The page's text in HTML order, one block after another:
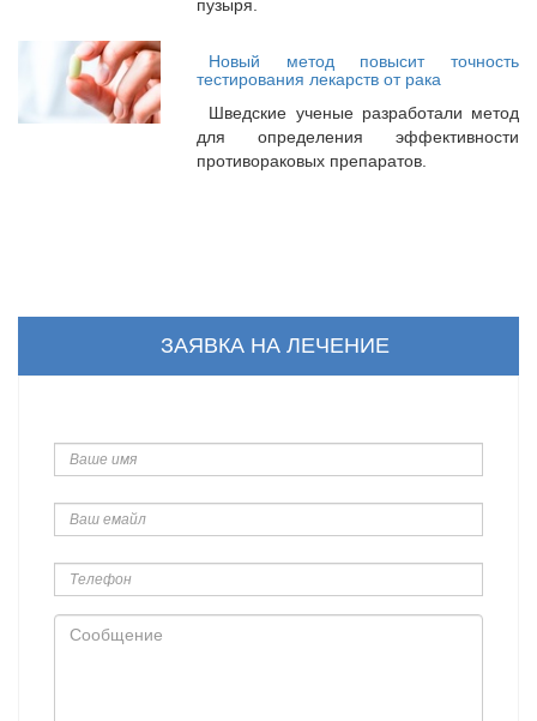
пузыря.
Новый метод повысит точность
тестирования лекарств от рака
Шведские ученые разработали метод
для определения эффективности
противораковых препаратов.
ЗАЯВКА НА ЛЕЧЕНИЕ
имя
емайл
Сообщение